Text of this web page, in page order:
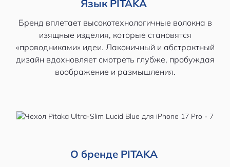
Язык PITAKA
Бренд вплетает высокотехнологичные волокна в
изящные изделия, которые становятся
«проводниками» идеи. Лаконичный и абстрактный
дизайн вдохновляет смотреть глубже, пробуждая
воображение и размышления.
О бренде PITAKA